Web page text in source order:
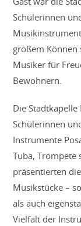
Schülerinnen
großem
Musiker für
Bewohnern.
Die
Schülerinnen
Instrumente
Tuba, Trompete
präsentierten
Musikstücke –
als auch
Vielfalt der